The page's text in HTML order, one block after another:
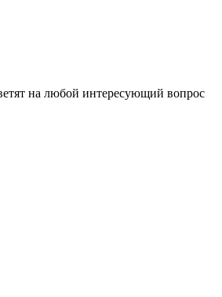
на любой интересующий вопрос